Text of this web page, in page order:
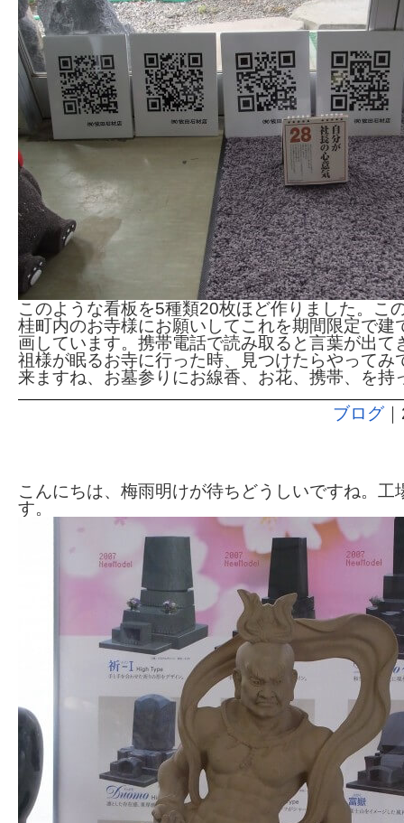
このような看板を5種類20枚ほど作りました。こ
桂町内のお寺様にお願いしてこれを期間限定で建
画しています。携帯電話で読み取ると言葉が出て
祖様が眠るお寺に行った時、見つけたらやってみ
来ますね、お墓参りにお線香、お花、携帯、を持
ブログ
こんにちは、梅雨明けが待ちどうしいですね。工
す。